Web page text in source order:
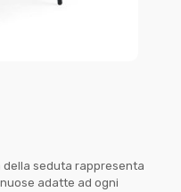
della seduta rappresenta
adatte ad ogni